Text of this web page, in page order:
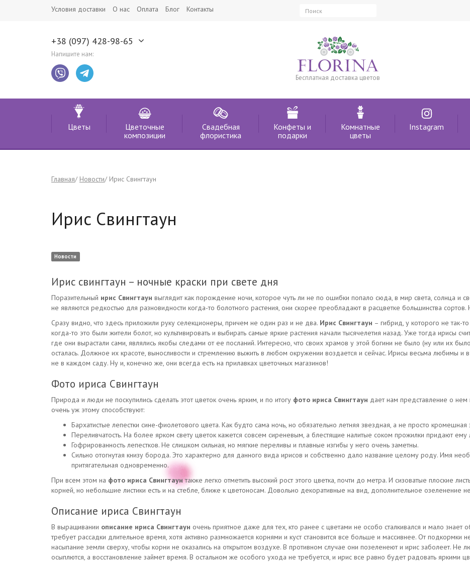
Условия доставки О нас Оплата Блог Контакты
+38 (097) 428-98-65
Напишите нам:
Бесплатная доставка цветов
Цветы
Цветочные
композиции
Свадебная
флористика
Конфеты и
подарки
Комнатные
цветы
Instagram
Главная Новости Ирис Свингтаун
Ирис Свингтаун
Новости
Ирис свингтаун – ночные краски при свете дня
Поразительный ирис Свингтаун выглядит как порождение ночи, которое чуть ли не по ошибки попало сюда, в мир света, солнца и
не являются редкостью для разновидности когда-то болотного растения, они скорее преобладают в расцветке большинства сортов.
Сразу видно, что здесь приложили руку селекционеры, причем не один раз и не два. Ирис Свингтаун – гибрид, у которого не так-
когда-то это были жители болот, но культивировать и выбирать самые яркие растения начали тысячелетия назад. Уже тогда ирисы
где они вырастали сами, являлись якобы следами от ее посланий. Интересно, что своих храмов у этой богини не было (ну или их
осталась. Должное их красоте, выносливости и стремлению выжить в любом окружении воздается и сейчас. Ирисы весьма любимы и
не в каждом саду. Ну и, конечно же, они всегда есть на прилавках цветочных магазинов!
Фото ириса Свингтаун
Природа и люди не поскупились сделать этот цветок очень ярким, и по итогу фото ириса Свингтаун дает нам представление о нем
очень уж этому способствуют:
Бархатистые лепестки сине-фиолетового цвета. Как будто сама ночь, но обязательно летняя звездная, а не просто кромешная
Переливчатость. На более ярком свету цветок кажется совсем сиреневым, а блестящие налитые соком прожилки придают ему
Гофрированность лепестков. Не слишком сильная, но мягкие переливы и плавные изгибы у него очень заметны.
Сильно отогнутая книзу борода. Это характерно для данного вида ирисов и собственно дало название целому роду. Имя
притягательная одновременно.
При всем этом на фото ириса Свингтаунтакже легко отметить высокий рост этого цветка, почти до метра. И сизоватые плоские
корней, но небольшие листики есть и на стебле, ближе к цветоносам. Довольно декоративные на вид, дополнительное озеленение
Описание ириса Свингтаун
В выращивании описание ириса Свингтаун очень приятное даже для тех, кто ранее с цветами не особо сталкивался и мало знает
требует рассадки длительное время, хотя активно размножается корнями и куст становится все больше и массивнее. От подкормки
насыпание земли сверху, чтобы корни не оказались на открытом воздухе. В противном случае они позеленеют и ирис заболеет. Не
осыплются, а восстановление займет время. В остальном же особого ухода не требуется, и ирис все равно будет радовать яркими